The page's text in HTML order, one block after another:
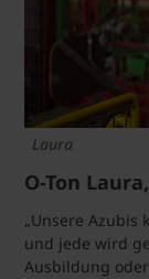
Laura
O-Ton
„Unsere
und jede wird
Ausbildung